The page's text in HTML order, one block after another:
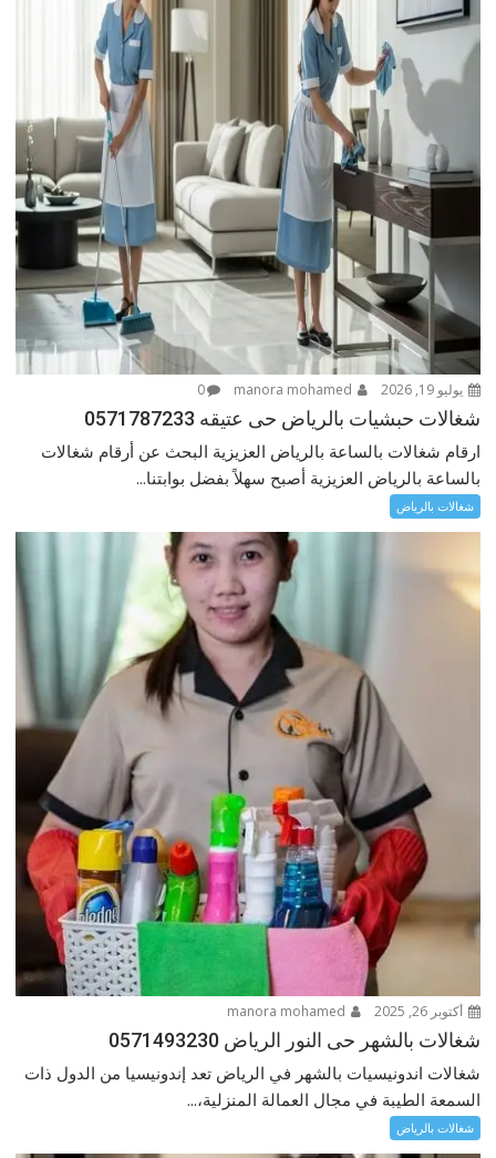
يوليو 19, 2026 0
شغالات حبشيات بالرياض حى عتيقه 0571787233
ارقام شغالات بالساعة بالرياض العزيزية البحث عن أرقام شغالات
بالساعة بالرياض العزيزية أصبح سهلاً بفضل بوابتنا...
شغالات بالرياض
أكتوبر 26, 2025
شغالات بالشهر حى النور الرياض 0571493230
شغالات اندونيسيات بالشهر في الرياض تعد إندونيسيا من الدول ذات
السمعة الطيبة في مجال العمالة المنزلية،...
شغالات بالرياض